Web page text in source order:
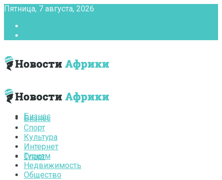
Пятница, 7 августа, 2026
Бизнес
Спорт
Бизнес
Спорт
Культура
Интернет
Туризм
Недвижимость
Общество